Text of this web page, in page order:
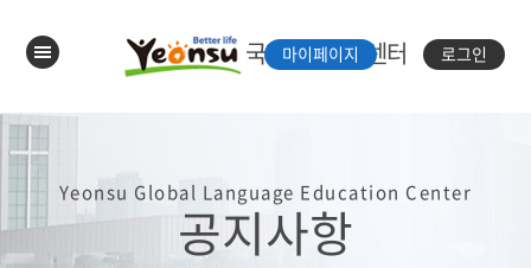
국제언어체험센터
마이페이지 로그인
Yeonsu Global Language Education Center
공지사항